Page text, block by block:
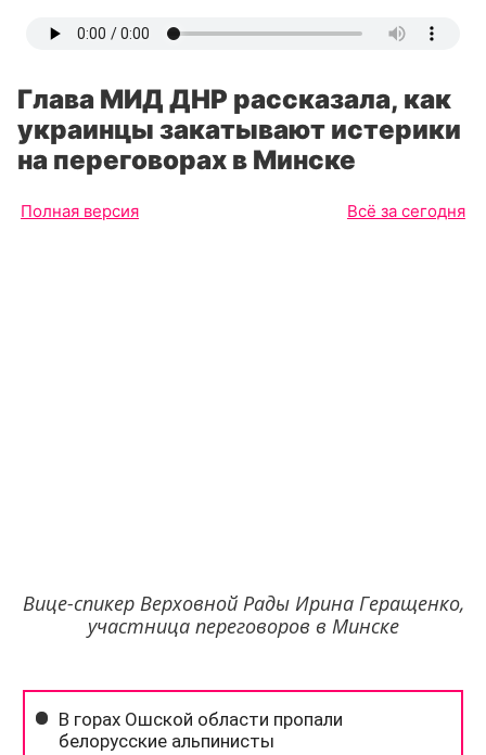
Глава МИД ДНР рассказала, как
украинцы закатывают истерики
на переговорах в Минске
Полная версия Всё за сегодня
Вице-спикер Верховной Рады Ирина Геращенко,
участница переговоров в Минске